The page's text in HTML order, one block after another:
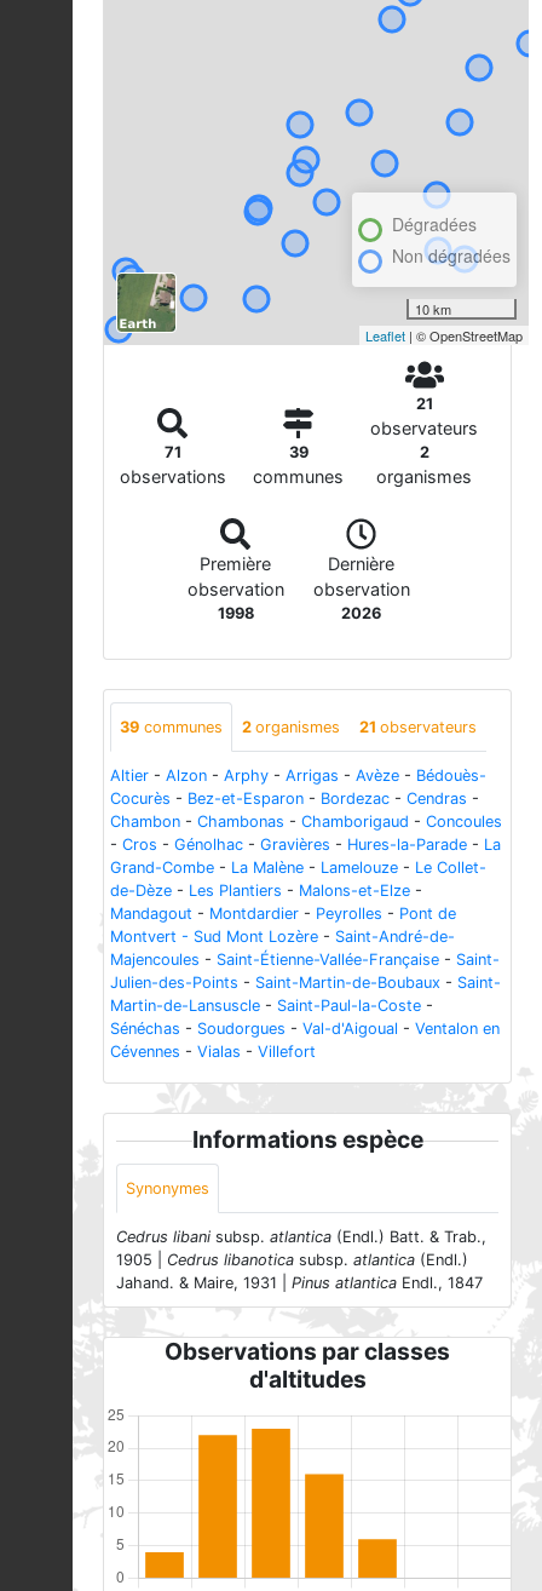
Dégradées
Non dégradées
10 km
Leaflet | © OpenStreetMap
71
observations
39
communes
21
observateurs
2
organismes
Première
observation
1998
Dernière
observation
2026
39 communes 2 organismes 21 observateurs
Altier - Alzon - Arphy - Arrigas - Avèze - Bédouès-
Cocurès - Bez-et-Esparon - Bordezac - Cendras -
Chambon - Chambonas - Chamborigaud - Concoules
- Cros - Génolhac - Gravières - Hures-la-Parade - La
Grand-Combe - La Malène - Lamelouze - Le Collet-
de-Dèze - Les Plantiers - Malons-et-Elze -
Mandagout - Montdardier - Peyrolles - Pont de
Montvert - Sud Mont Lozère - Saint-André-de-
Majencoules - Saint-Étienne-Vallée-Française - Saint-
Julien-des-Points - Saint-Martin-de-Boubaux - Saint-
Martin-de-Lansuscle - Saint-Paul-la-Coste -
Sénéchas - Soudorgues - Val-d'Aigoual - Ventalon en
Cévennes - Vialas - Villefort
Informations espèce
Synonymes
Cedrus libani subsp. atlantica (Endl.) Batt. & Trab.,
1905 | Cedrus libanotica subsp. atlantica (Endl.)
Jahand. & Maire, 1931 | Pinus atlantica Endl., 1847
Observations par classes
d'altitudes